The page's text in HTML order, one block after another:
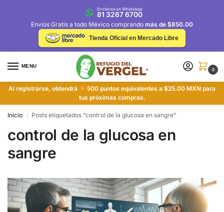
Envíanos un WhatsApp
81 3267 6700
Envíos Gratis a todo México comprando más de $850.00
Tienda Oficial en Mercado Libre
MENU
0
Al registrarse, obtendrá
500 puntos equivalentes a $25.00 MXN para
tus próximas compras.
Inicio / Posts etiquetados “control de la glucosa en sangre”
control de la glucosa en
sangre